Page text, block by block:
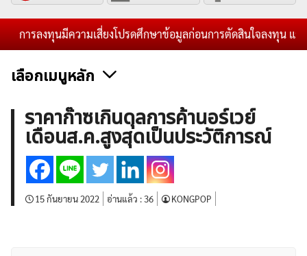
VPS Register
ค้นหา
สำหรับ:
การลงทุนมีความเสี่ยงโปรดศึกษาข้อมูลก่อนการตัดสินใจลงทุน และไ
เลือกเมนูหลัก
ข่าวฟอเร็กซ์และสกุลเงิน คริปโตเคอร์เรนซี
ฟรีซิกแนล รายวัน
บทวิเคราะห์
เศรษฐกิจทั่วไป ดัชนี-หุ้น
พันธบัตร
สินค้าโภคภัณฑ์
โบรกเกอร์ FX
โปรโมชั่น Forex
กองทุน Forex
ฟรี EA
ราคาก๊าซเกินดุลการค้านอร์เวย์
เดือนส.ค.สูงสุดเป็นประวัติการณ์
15 กันยายน 2022 อ่านแล้ว :36 KONGPOP